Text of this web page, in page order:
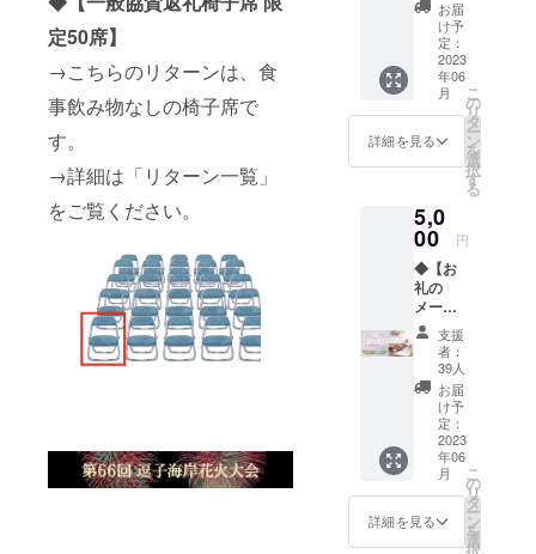
定50席】
→こちらのリターンは、食
事飲み物なしの椅子席で
す。
→詳細は「リターン一覧」
をご覧ください。
から発
信させ
て頂き
ます。
・備考
欄にイ
ンスタ
グラム
記入を
お願い
致しま
す。 →
ご記入
がある
方のみ
DMを送
らせて
頂きま
す。
の笑
顔
＋ 御
礼の
メッ
セージ
このプ
ロジェ
クトを
て、み
んなが
笑顔に
なって
くれる
ことが
一番の
リター
ンだと
思って
いま
す。支
援者の
みなさ
まに
は、心
を込め
お届
け予
定：
2023
年06
月
詳細を見る
こ
の
リ
タ
ー
ン
を
選
択
す
る
5,0
00 円
◆【お
礼の
メール
＆HPお
名前掲
載】 お
礼の
メール
を送ら
せて頂
き、 観
光協会
と湘南
ラバー
ズのHP
支援
者：
39人
お届
け予
定：
2023
年06
月
詳細を見る
こ
の
リ
タ
ー
ン
を
選